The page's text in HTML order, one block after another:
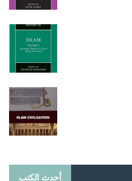
أحدث الكتب